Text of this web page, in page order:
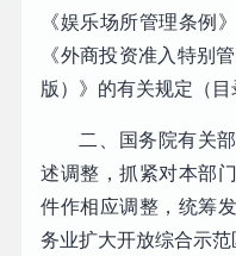
《娱乐场所管理条例
《外商投资准入特别
版）》的有关规定（目
二、国务院有关
述调整，抓紧对本部
件作相应调整，统筹
务业扩大开放综合示范